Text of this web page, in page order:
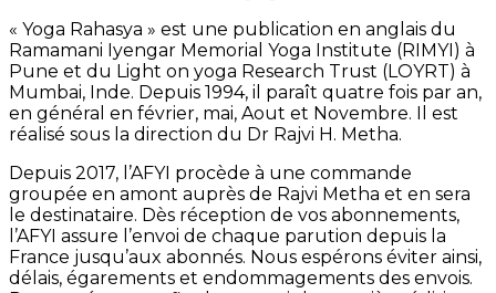
« Yoga Rahasya » est une publication en anglais du
Ramamani Iyengar Memorial Yoga Institute (RIMYI) à
Pune et du Light on yoga Research Trust (LOYRT) à
Mumbai, Inde. Depuis 1994, il paraît quatre fois par an,
en général en février, mai, Aout et Novembre. Il est
réalisé sous la direction du Dr Rajvi H. Metha.
Depuis 2017, l’AFYI procède à une commande
groupée en amont auprès de Rajvi Metha et en sera
le destinataire. Dès réception de vos abonnements,
l’AFYI assure l’envoi de chaque parution depuis la
France jusqu’aux abonnés. Nous espérons éviter ainsi,
délais, égarements et endommagements des envois.